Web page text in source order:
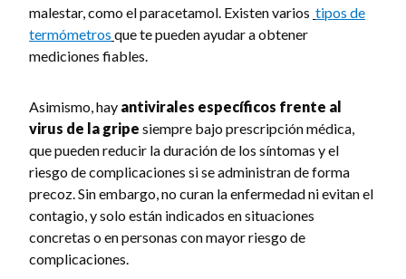
malestar, como el paracetamol. Existen varios tipos de
termómetros que te pueden ayudar a obtener
mediciones fiables.
Asimismo, hay antivirales específicos frente al
virus de la gripe siempre bajo prescripción médica,
que pueden reducir la duración de los síntomas y el
riesgo de complicaciones si se administran de forma
precoz. Sin embargo, no curan la enfermedad ni evitan el
contagio, y solo están indicados en situaciones
concretas o en personas con mayor riesgo de
complicaciones.